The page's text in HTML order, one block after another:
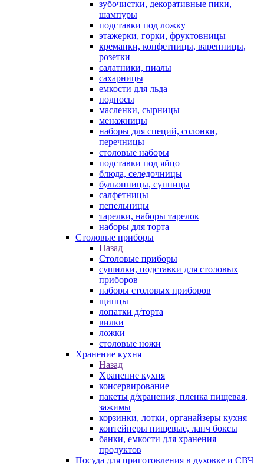
зубочистки, декоративные пики,
шампуры
подставки под ложку
этажерки, горки, фруктовницы
креманки, конфетницы, варенницы,
розетки
салатники, пиалы
сахарницы
емкости для льда
подносы
масленки, сырницы
менажницы
наборы для специй, солонки,
перечницы
столовые наборы
подставки под яйцо
блюда, селедочницы
бульонницы, супницы
салфетницы
пепельницы
тарелки, наборы тарелок
наборы для торта
Столовые приборы
Назад
Столовые приборы
сушилки, подставки для столовых
приборов
наборы столовых приборов
щипцы
лопатки д/торта
вилки
ложки
столовые ножи
Хранение кухня
Назад
Хранение кухня
консервирование
пакеты д/хранения, пленка пищевая,
зажимы
корзинки, лотки, органайзеры кухня
контейнеры пищевые, ланч боксы
банки, емкости для хранения
продуктов
Посуда для приготовления в духовке и СВЧ